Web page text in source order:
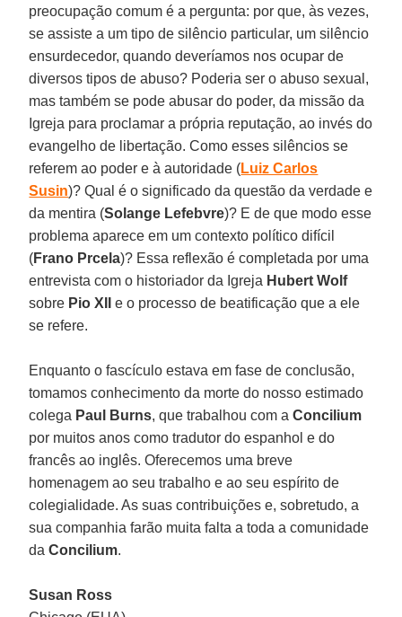
preocupação comum é a pergunta: por que, às vezes,
se assiste a um tipo de silêncio particular, um silêncio
ensurdecedor, quando deveríamos nos ocupar de
diversos tipos de abuso? Poderia ser o abuso sexual,
mas também se pode abusar do poder, da missão da
Igreja para proclamar a própria reputação, ao invés do
evangelho de libertação. Como esses silêncios se
referem ao poder e à autoridade (Luiz Carlos
Susin)? Qual é o significado da questão da verdade e
da mentira (Solange Lefebvre)? E de que modo esse
problema aparece em um contexto político difícil
(Frano Prcela)? Essa reflexão é completada por uma
entrevista com o historiador da Igreja Hubert Wolf
sobre Pio XIIe o processo de beatificação que a ele
se refere.
Enquanto o fascículo estava em fase de conclusão,
tomamos conhecimento da morte do nosso estimado
colega Paul Burns, que trabalhou com aConcilium
por muitos anos como tradutor do espanhol e do
francês ao inglês. Oferecemos uma breve
homenagem ao seu trabalho e ao seu espírito de
colegialidade. As suas contribuições e, sobretudo, a
sua companhia farão muita falta a toda a comunidade
daConcilium.
Susan Ross